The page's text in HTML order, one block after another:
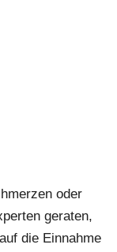
oder
geraten,
die Einnahme